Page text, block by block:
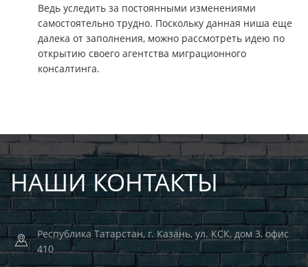
Ведь уследить за постоянными изменениями
самостоятельно трудно. Поскольку данная ниша еще
далека от заполнения, можно рассмотреть идею по
открытию своего агентства миграционного
консалтинга.
НАШИ КОНТАКТЫ
Республика Татарстан, г. Казань, ул. КСК, дом 3, офис
410